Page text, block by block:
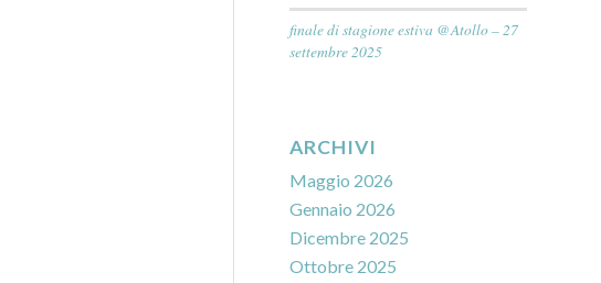
finale di stagione estiva @Atollo – 27
settembre 2025
ARCHIVI
Maggio 2026
Gennaio 2026
Dicembre 2025
Ottobre 2025